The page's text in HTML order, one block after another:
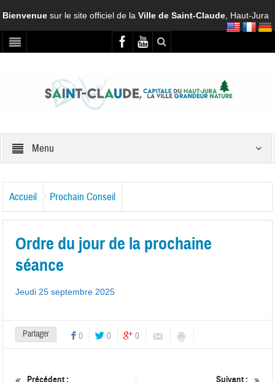
Bienvenuesur le site officiel de laVille de Saint-Claude , Haut-Jura
Menu
Accueil Prochain Conseil
Ordre du jour de la prochaine
séance
Jeudi 25 septembre 2025
Partager 0 0 0
Précédent : Suivant :